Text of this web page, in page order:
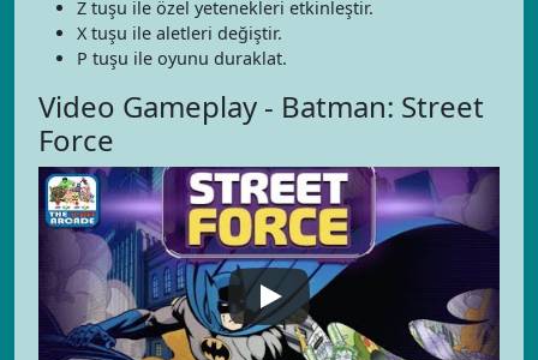
Z tuşu ile özel yetenekleri etkinleştir.
X tuşu ile aletleri değiştir.
P tuşu ile oyunu duraklat.
Video Gameplay - Batman: Street
Force